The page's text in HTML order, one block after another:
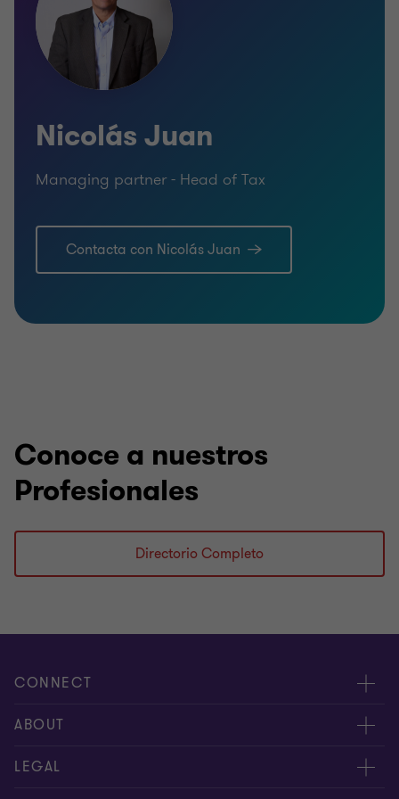
Nicolás Juan
Managing partner - Head of Tax
Contacta con Nicolás Juan
Conoce a nuestros
Profesionales
Directorio Completo
CONNECT
Nuestra gente
Contáctenos
ABOUT
Acerca de nosotros
LEGAL